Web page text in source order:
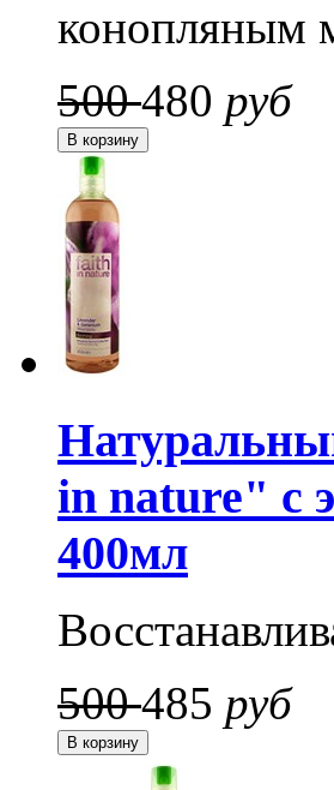
конопляным
500480 руб
in nature" с
400мл
500485 руб